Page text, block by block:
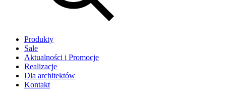
Produkty
Sale
Aktualności i Promocje
Realizacje
Dla architektów
Kontakt